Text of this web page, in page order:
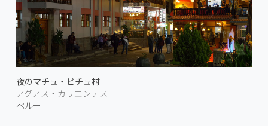
夜のマチュ・ピチュ村
アグアス・カリエンテス
ペルー